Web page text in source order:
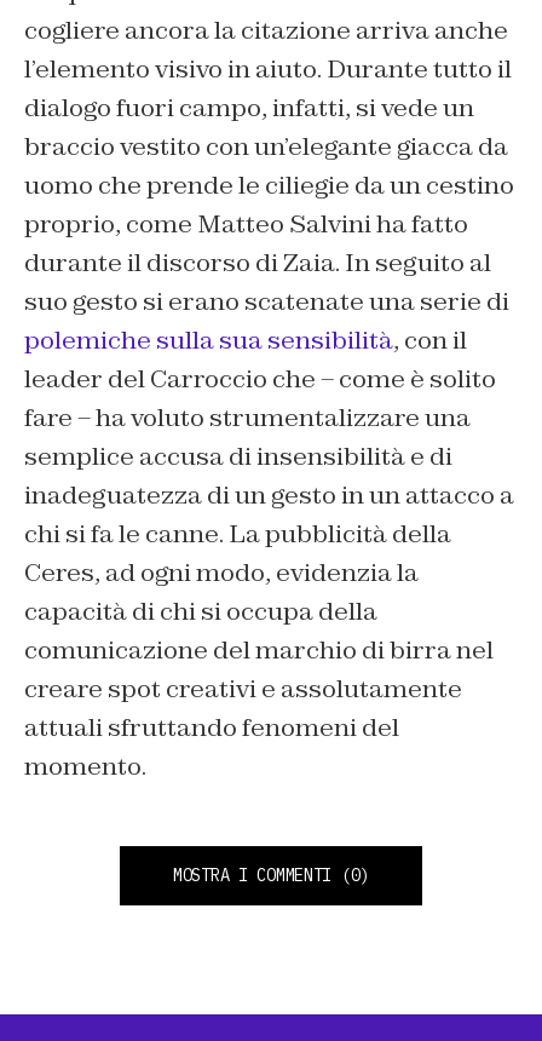
cogliere ancora la citazione arriva anche
l’elemento visivo in aiuto. Durante tutto il
dialogo fuori campo, infatti, si vede un
braccio vestito con un’elegante giacca da
uomo che prende le ciliegie da un cestino
proprio, come Matteo Salvini ha fatto
durante il discorso di Zaia. In seguito al
suo gesto si erano scatenate una serie di
polemiche sulla sua sensibilità, con il
leader del Carroccio che – come è solito
fare – ha voluto strumentalizzare una
semplice accusa di insensibilità e di
inadeguatezza di un gesto in un attacco a
chi si fa le canne. La pubblicità della
Ceres, ad ogni modo, evidenzia la
capacità di chi si occupa della
comunicazione del marchio di birra nel
creare spot creativi e assolutamente
attuali sfruttando fenomeni del
momento.
MOSTRA I COMMENTI (0)